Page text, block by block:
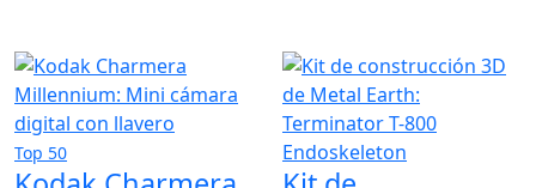
Top 50